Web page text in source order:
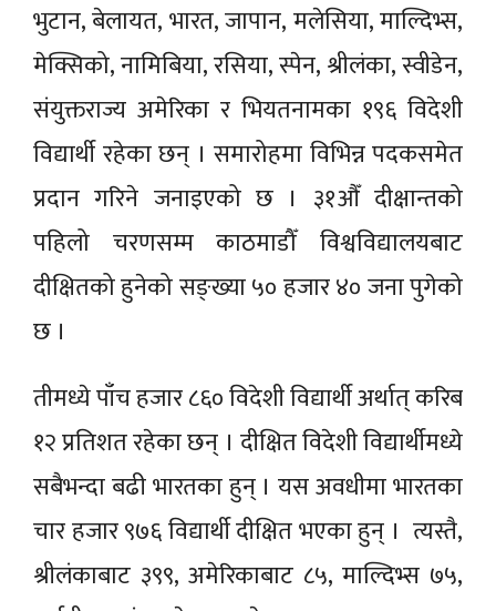
भुटान, बेलायत, भारत, जापान, मलेसिया, माल्दिभ्स,
मेक्सिको, नामिबिया, रसिया, स्पेन, श्रीलंका, स्वीडेन,
संयुक्तराज्य अमेरिका र भियतनामका १९६ विदेशी
विद्यार्थी रहेका छन् । समारोहमा विभिन्न पदकसमेत
प्रदान गरिने जनाइएको छ । ३१औँ दीक्षान्तको
पहिलो चरणसम्म काठमाडौँ विश्वविद्यालयबाट
दीक्षितको हुनेको सङ्ख्या ५० हजार ४० जना पुगेको
छ ।
तीमध्ये पाँच हजार ८६० विदेशी विद्यार्थी अर्थात् करिब
१२ प्रतिशत रहेका छन् । दीक्षित विदेशी विद्यार्थीमध्ये
सबैभन्दा बढी भारतका हुन् । यस अवधीमा भारतका
चार हजार ९७६ विद्यार्थी दीक्षित भएका हुन् । त्यस्तै,
श्रीलंकाबाट ३९९, अमेरिकाबाट ८५, माल्दिभ्स ७५,